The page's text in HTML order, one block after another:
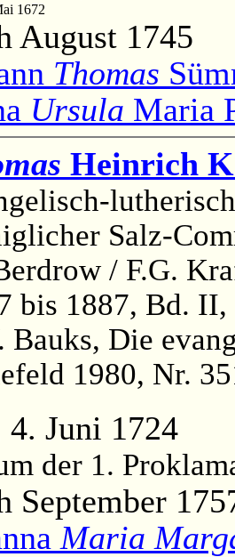
1672
August 1745
Thomas
Ursula Maria
Heinrich
Salz-
/ F.G.
bis 1887, Bd.
Bauks, Die
1980, Nr.
4. Juni 1724
der 1.
September
Maria